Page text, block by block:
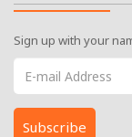
Sign up with your